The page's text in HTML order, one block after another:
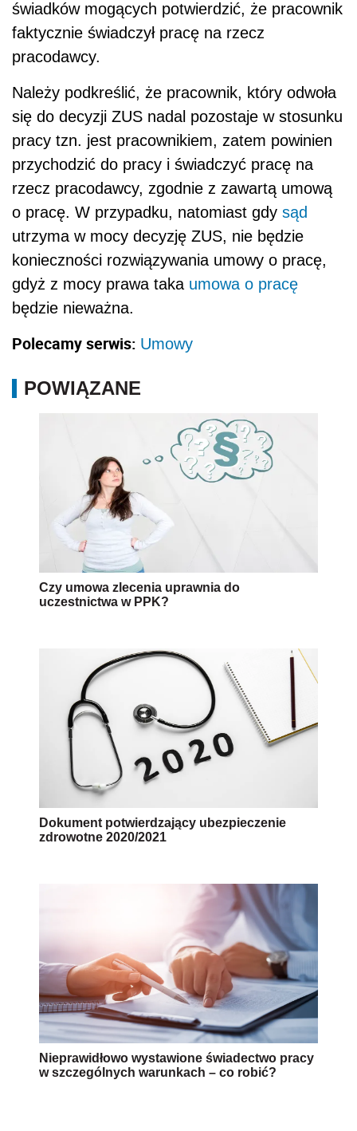
świadków mogących potwierdzić, że pracownik
faktycznie świadczył pracę na rzecz
pracodawcy.
Należy podkreślić, że pracownik, który odwoła
się do decyzji ZUS nadal pozostaje w stosunku
pracy tzn. jest pracownikiem, zatem powinien
przychodzić do pracy i świadczyć pracę na
rzecz pracodawcy, zgodnie z zawartą umową
o pracę. W przypadku, natomiast gdy sąd
utrzyma w mocy decyzję ZUS, nie będzie
konieczności rozwiązywania umowy o pracę,
gdyż z mocy prawa taka umowa o pracę
będzie nieważna.
Polecamy serwis: Umowy
POWIĄZANE
Czy umowa zlecenia uprawnia do
uczestnictwa w PPK?
Dokument potwierdzający ubezpieczenie
zdrowotne 2020/2021
Nieprawidłowo wystawione świadectwo pracy
w szczególnych warunkach – co robić?